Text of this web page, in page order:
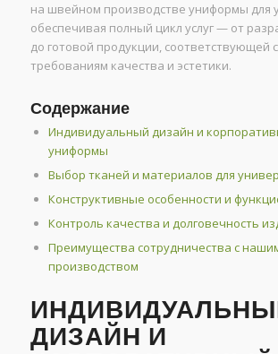
на швейном производстве униформы для
обеспечивая полный цикл услуг — от
до готовой продукции, соответствующей
требованиям качества и эстетики.
Содержание
Индивидуальный дизайн и
униформы
Выбор тканей и материалов для
Конструктивные особенности и
Контроль качества и долговечность
Преимущества сотрудничества с
производством
ДИЗАЙН И